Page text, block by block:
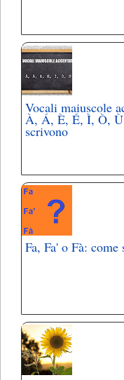
Vocali maiuscole
À, Á, È, É, Ì, Ò,
scrivono
Fa, Fa' o Fà: come